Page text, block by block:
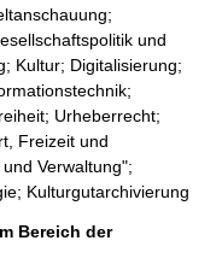
und
Kultur; Digitalisierung;
Urheberrecht;
Freizeit und
Verwaltung";
Kulturgutarchivierung
Bereich der